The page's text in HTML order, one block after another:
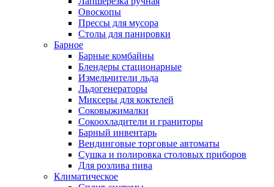
Овоскопы
Прессы для мусора
Столы для панировки
Барное
Барные комбайны
Блендеры стационарные
Измельчители льда
Льдогенераторы
Миксеры для коктелей
Соковыжималки
Сокоохладители и граниторы
Барный инвентарь
Вендинговые торговые автоматы
Сушка и полировка столовых приборов
Для розлива пива
Климатическое